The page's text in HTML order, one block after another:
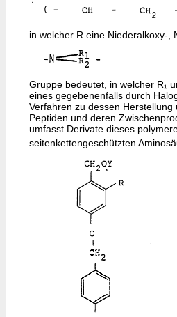
in welcher R eine Niederalkoxy-,
Gruppe bedeutet, in welcher R₁
eines gegebenenfalls durch
Verfah­ren zu dessen
Peptiden und deren
umfasst Derivate dieses
seitenkettenge­schützten